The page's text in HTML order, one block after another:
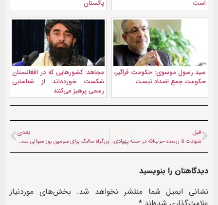
است
پاکستان
سید رسول موسوی: حکومت فراگیر،
حکومت جمع اضداد نیست
مجاهد: کشورهایی که در افغانستان
شکست خورده‌اند از شناسایی
رسمی پرهیز می‌کنند
قبل
شهادت ۵ رزمنده حزب‌الله در حمله پهپادی رژیم صهیونیستی
بعدی
بزرگراه سالنگ برای سومین روز متوالی مسدود شد
دیدگاهتان را بنویسید
نشانی ایمیل شما منتشر نخواهد شد. بخش‌های موردنیاز